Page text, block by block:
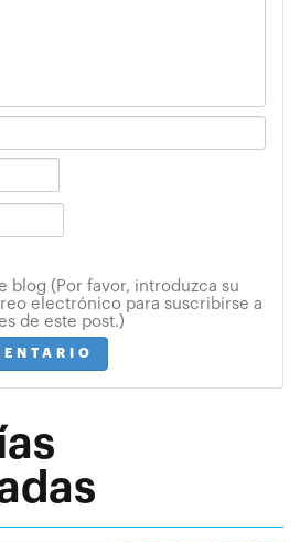
blog (Por favor, introduzca su
electrónico para suscribirse a
de este post.)